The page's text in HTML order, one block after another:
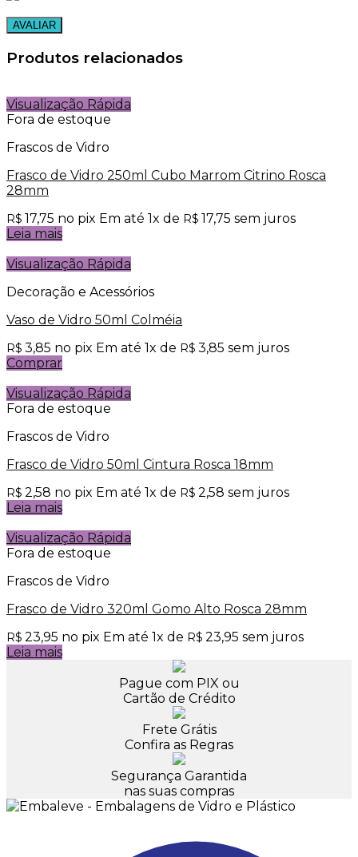
Produtos relacionados
Visualização Rápida
Fora de estoque
Frascos de Vidro
Frasco de Vidro 250ml Cubo Marrom Citrino Rosca
28mm
R$ 17,75 no pix Em até 1x de R$ 17,75 sem juros
Leia mais
Visualização Rápida
Decoração e Acessórios
Vaso de Vidro 50ml Colméia
R$ 3,85 no pix Em até 1x de R$ 3,85 sem juros
Comprar
Visualização Rápida
Fora de estoque
Frascos de Vidro
Frasco de Vidro 50ml Cintura Rosca 18mm
R$ 2,58 no pix Em até 1x de R$ 2,58 sem juros
Leia mais
Visualização Rápida
Fora de estoque
Frascos de Vidro
Frasco de Vidro 320ml Gomo Alto Rosca 28mm
R$ 23,95 no pix Em até 1x de R$ 23,95 sem juros
Leia mais
Pague com PIX ou
Cartão de Crédito
Frete Grátis
Confira as Regras
Segurança Garantida
nas suas compras